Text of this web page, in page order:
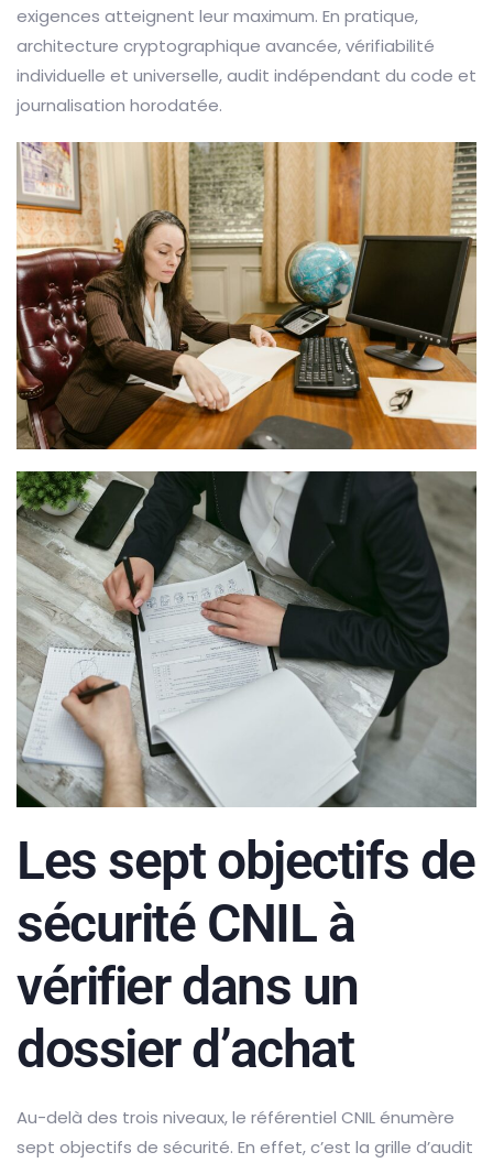
exigences atteignent leur maximum. En pratique,
architecture cryptographique avancée, vérifiabilité
individuelle et universelle, audit indépendant du code et
journalisation horodatée.
Les sept objectifs de
sécurité CNIL à
vérifier dans un
dossier d’achat
Au-delà des trois niveaux, le référentiel CNIL énumère
sept objectifs de sécurité. En effet, c’est la grille d’audit